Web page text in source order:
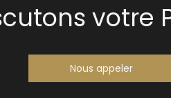
votre
Nous appeler